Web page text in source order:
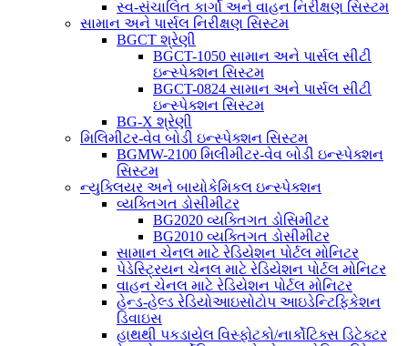
સ્વ-સંચાલિત કાર્ગો અને વાહન નિરીક્ષણ સિસ્ટમ
સામાન અને પાર્સલ નિરીક્ષણ સિસ્ટમ
BGCT શ્રેણી
BGCT-1050 સામાન અને પાર્સલ સીટી
ઇન્સ્પેક્શન સિસ્ટમ
BGCT-0824 સામાન અને પાર્સલ સીટી
ઇન્સ્પેક્શન સિસ્ટમ
BG-X શ્રેણી
મિલિમીટર-વેવ બોડી ઇન્સ્પેક્શન સિસ્ટમ
BGMW-2100 મિલીમીટર-વેવ બોડી ઇન્સ્પેક્શન
સિસ્ટમ
ન્યુક્લિયર અને બાયોકેમિકલ ઇન્સ્પેક્શન
વ્યક્તિગત ડોસીમીટર
BG2020 વ્યક્તિગત ડોસિમીટર
BG2010 વ્યક્તિગત ડોસીમીટર
સામાન ચેનલ માટે રેડિયેશન પોર્ટલ મોનિટર
પેડેસ્ટ્રિયન ચેનલ માટે રેડિયેશન પોર્ટલ મોનિટર
વાહન ચેનલ માટે રેડિયેશન પોર્ટલ મોનિટર
હેન્ડ-હેલ્ડ રેડિયોઆઇસોટોપ આઇડેન્ટિફિકેશન
ડિવાઇસ
હાથથી પકડાયેલ વિસ્ફોટકો/નાર્કોટિક્સ ડિટેક્ટર